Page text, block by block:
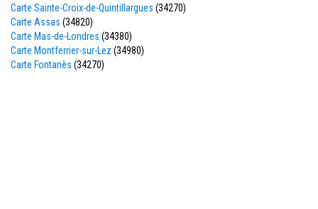
Carte Sainte-Croix-de-Quintillargues (34270)
Carte Assas (34820)
Carte Mas-de-Londres (34380)
Carte Montferrier-sur-Lez (34980)
Carte Fontanès (34270)